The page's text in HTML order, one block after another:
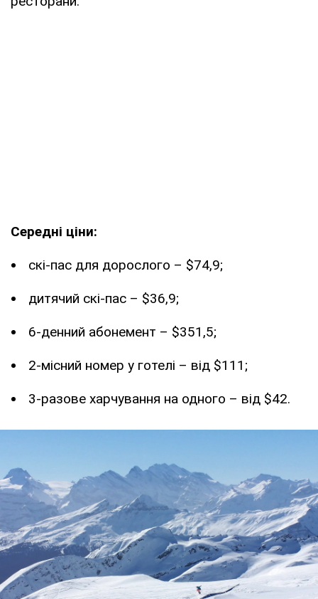
Середні ціни:
скі-пас для дорослого – $74,9;
дитячий скі-пас – $36,9;
6-денний абонемент – $351,5;
2-місний номер у готелі – від $111;
3-разове харчування на одного – від $42.